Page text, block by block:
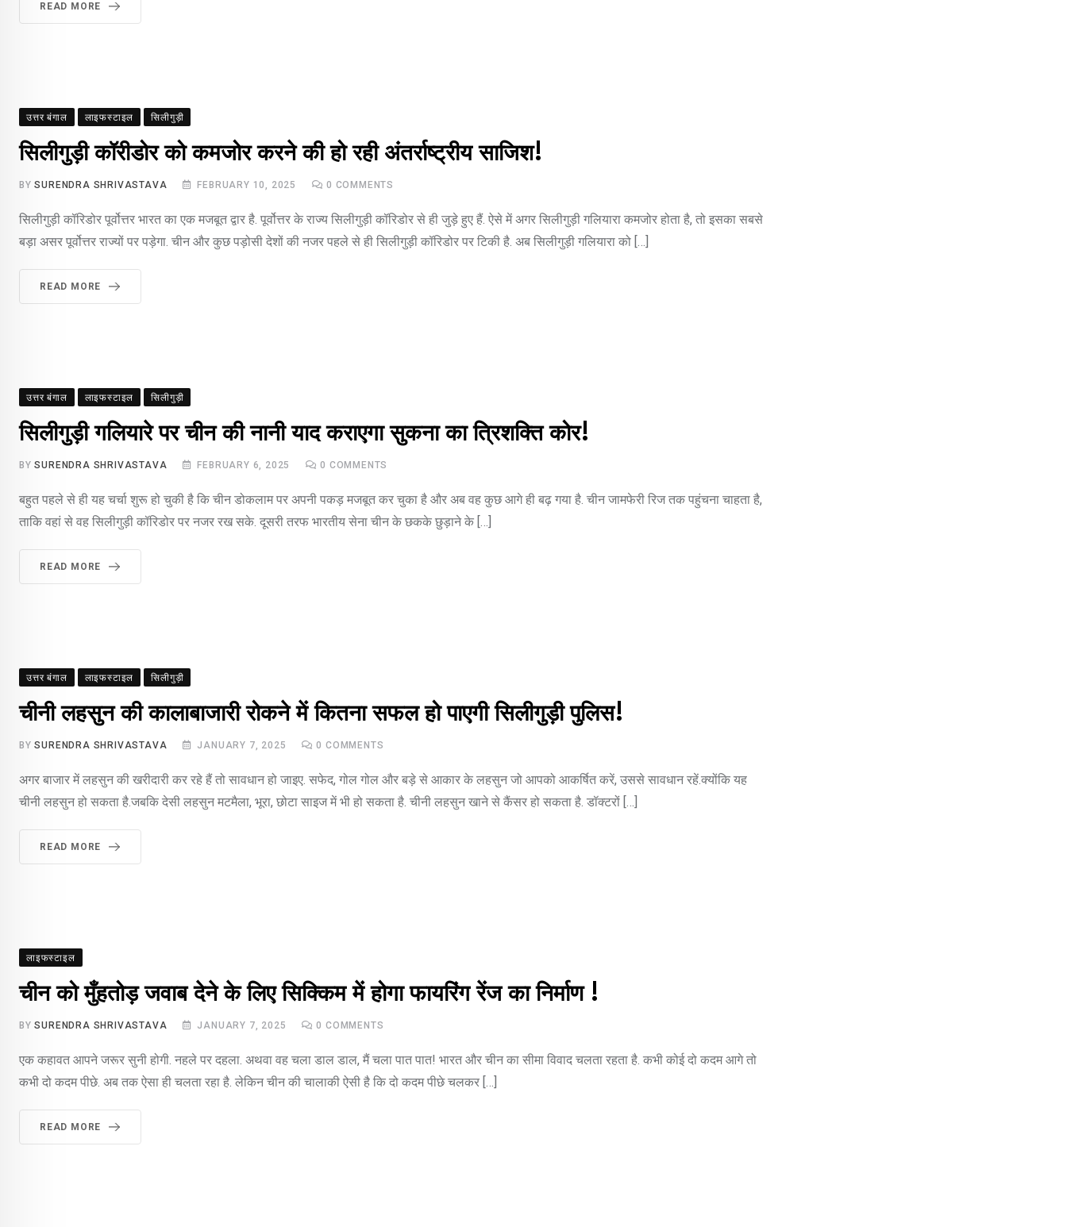
READ MORE
उत्तर बंगाल लाइफस्टाइल सिलीगुड़ी
सिलीगुड़ी कॉरीडोर को कमजोर करने की हो रही अंतर्राष्ट्रीय साजिश!
BYSURENDRA SHRIVASTAVA FEBRUARY 10, 2025 0 COMMENTS
सिलीगुड़ी कॉरिडोर पूर्वोत्तर भारत का एक मजबूत द्वार है. पूर्वोत्तर के राज्य सिलीगुड़ी कॉरिडोर से ही जुड़े हुए हैं. ऐसे में अगर सिलीगुड़ी गलियारा कमजोर होता है, तो इसका सबसे
बड़ा असर पूर्वोत्तर राज्यों पर पड़ेगा. चीन और कुछ पड़ोसी देशों की नजर पहले से ही सिलीगुड़ी कॉरिडोर पर टिकी है. अब सिलीगुड़ी गलियारा को […]
READ MORE
उत्तर बंगाल लाइफस्टाइल सिलीगुड़ी
सिलीगुड़ी गलियारे पर चीन की नानी याद कराएगा सुकना का त्रिशक्ति कोर!
BYSURENDRA SHRIVASTAVA FEBRUARY 6, 2025 0 COMMENTS
बहुत पहले से ही यह चर्चा शुरू हो चुकी है कि चीन डोकलाम पर अपनी पकड़ मजबूत कर चुका है और अब वह कुछ आगे ही बढ़ गया है. चीन जामफेरी रिज तक पहुंचना चाहता है,
ताकि वहां से वह सिलीगुड़ी कॉरिडोर पर नजर रख सके. दूसरी तरफ भारतीय सेना चीन के छकके छुड़ाने के […]
READ MORE
उत्तर बंगाल लाइफस्टाइल सिलीगुड़ी
चीनी लहसुन की कालाबाजारी रोकने में कितना सफल हो पाएगी सिलीगुड़ी पुलिस!
BYSURENDRA SHRIVASTAVA JANUARY 7, 2025 0 COMMENTS
अगर बाजार में लहसुन की खरीदारी कर रहे हैं तो सावधान हो जाइए. सफेद, गोल गोल और बड़े से आकार के लहसुन जो आपको आकर्षित करें, उससे सावधान रहें.क्योंकि यह
चीनी लहसुन हो सकता है.जबकि देसी लहसुन मटमैला, भूरा, छोटा साइज में भी हो सकता है. चीनी लहसुन खाने से कैंसर हो सकता है. डॉक्टरों […]
READ MORE
लाइफस्टाइल
चीन को मुँहतोड़ जवाब देने के लिए सिक्किम में होगा फायरिंग रेंज का निर्माण !
BYSURENDRA SHRIVASTAVA JANUARY 7, 2025 0 COMMENTS
एक कहावत आपने जरूर सुनी होगी. नहले पर दहला. अथवा वह चला डाल डाल, मैं चला पात पात! भारत और चीन का सीमा विवाद चलता रहता है. कभी कोई दो कदम आगे तो
कभी दो कदम पीछे. अब तक ऐसा ही चलता रहा है. लेकिन चीन की चालाकी ऐसी है कि दो कदम पीछे चलकर […]
READ MORE